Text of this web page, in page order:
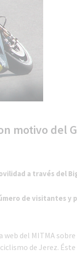
motivo del
a través del
de visitantes y
web del MITMA
de Jerez.